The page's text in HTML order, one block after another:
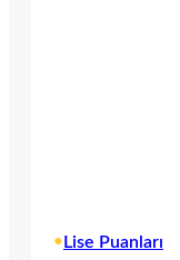
• Lise Puanları